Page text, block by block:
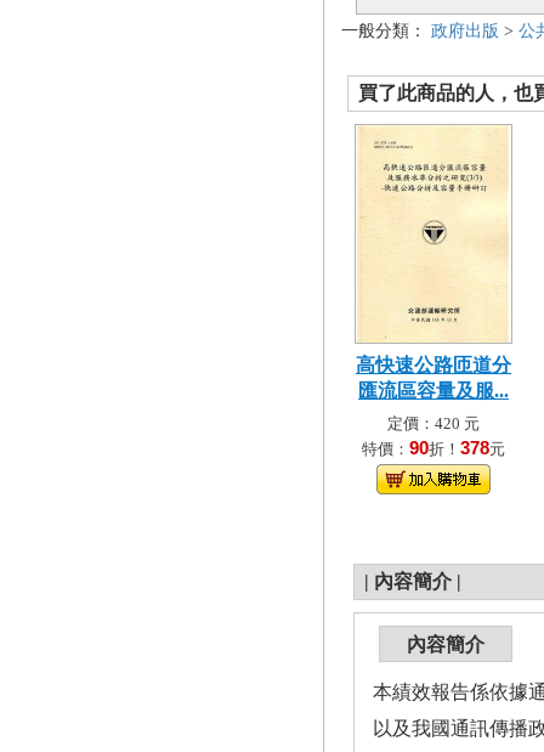
一般分類： 政府出版 > 公
買了此商品的人，也
高快速公路匝道分
匯流區容量及服...
定價：420 元
特價： 90折！ 378元
| 內容簡介 |
內容簡介
本績效報告係依據
以及我國通訊傳播